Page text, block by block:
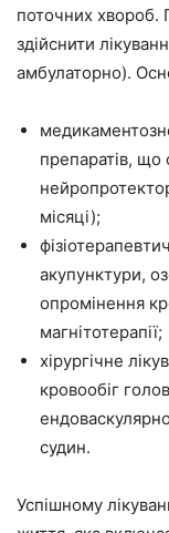
поточних хвороб.
здійснити
амбулаторно).
препаратів, що
місяці);
акупунктури,
опромінення
магнітотерапії;
хірургічне
кровообіг
судин.
Успішному